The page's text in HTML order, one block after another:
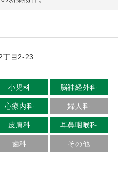
丁目2-23
小児科 脳神経外科
心療内科 婦人科
皮膚科 耳鼻咽喉科
歯科 その他